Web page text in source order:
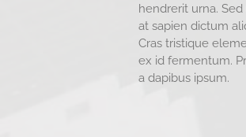
hendrerit urna.
at sapien dictum
Cras tristique
ex id fermentum.
a dapibus ipsum.